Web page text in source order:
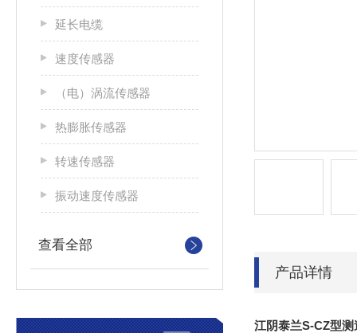
延长电缆
速度传感器
（电）涡流传感器
热膨胀传感器
转速传感器
振动速度传感器
查看全部
产品详情
江阴泰兰S-CZ型测